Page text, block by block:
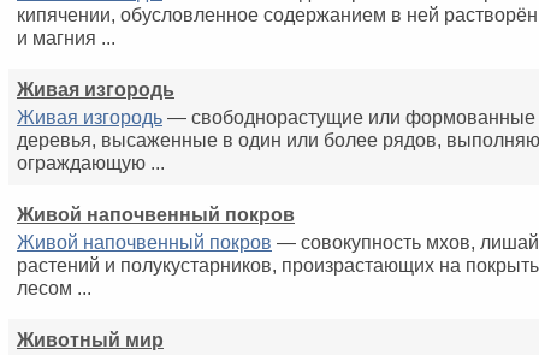
кипячении, обусловленное содержанием в ней
и магния ...
Живая изгородь
Живая изгородь — свободнорастущие или формованные
деревья, высаженные в один или более рядов,
ограждающую ...
Живой напочвенный покров
Живой напочвенный покров — совокупность мхов,
растений и полукустарников, произрастающих на
лесом ...
Животный мир